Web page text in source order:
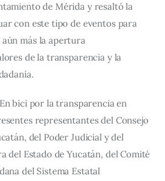
de Mérida y resaltó la
con este tipo de eventos para
más la apertura
de la transparencia y la
bici por la transparencia en
representantes del Consejo
del Poder Judicial y del
del Estado de Yucatán, del Comité
del Sistema Estatal